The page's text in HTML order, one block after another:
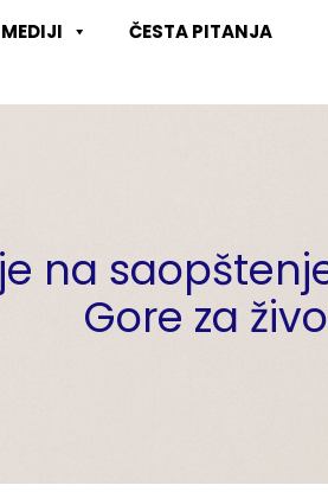
MEDIJI ČESTA PITANJA
na
Gore za